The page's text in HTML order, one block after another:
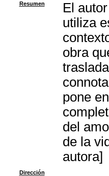
Resumen
El
utiliza
obra
pone
del
de la
autora]
Dirección